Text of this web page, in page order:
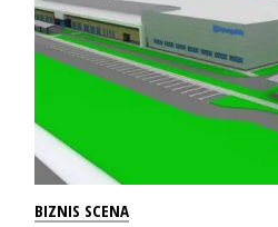
BIZNIS SCENA